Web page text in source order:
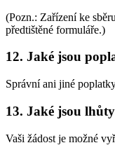
(Pozn.: Zařízení ke
předtištěné formuláře.)
12. Jaké jsou
Správní ani jiné
13. Jaké jsou
Vaši žádost je možné